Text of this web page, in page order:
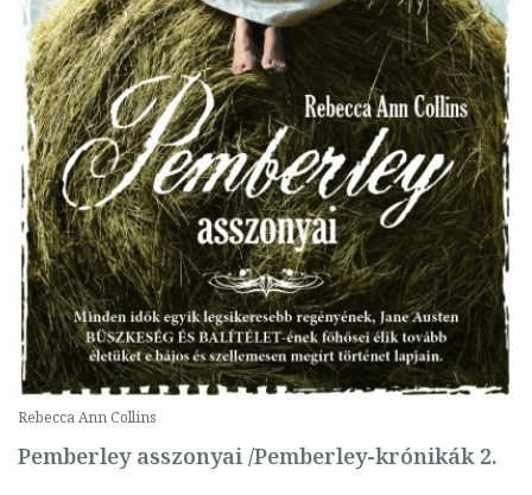
Rebecca Ann Collins
Pemberley asszonyai /Pemberley-krónikák 2.